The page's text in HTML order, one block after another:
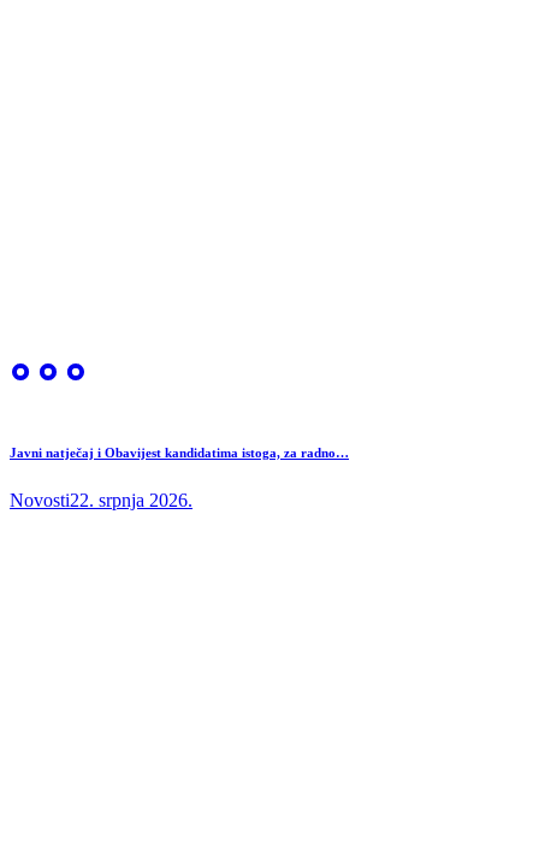
Javni natječaj i Obavijest kandidatima istoga, za radno…
Novosti22. srpnja 2026.